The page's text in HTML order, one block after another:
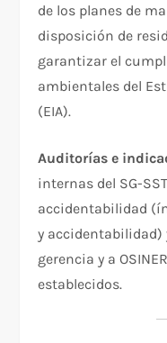
de los planes de
disposición de
garantizar el
ambientales del
(EIA).
Auditorías e
internas del SG-
accidentabilidad
y accidentabilidad)
gerencia y a
establecidos.